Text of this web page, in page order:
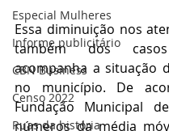
Especial Mulheres
Informe publicitário
CBN Business
Censo 2022
Ruas da história
Essa diminuição nos
também dos
acompanha a situação
no município. De
Fundação Municipal
números da média